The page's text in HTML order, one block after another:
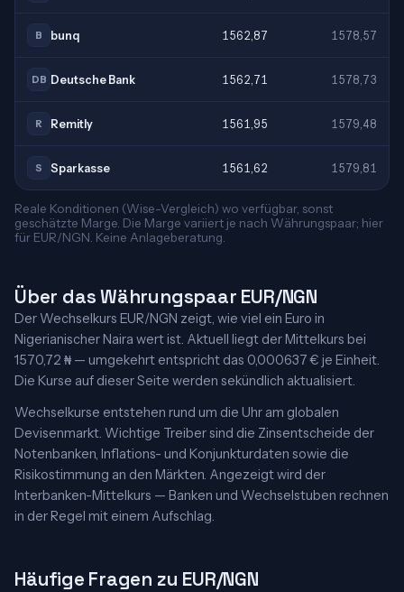
B bunq 1562,87 1578,57
DB Deutsche Bank 1562,71 1578,73
R Remitly 1561,95 1579,48
S Sparkasse 1561,62 1579,81
Reale Konditionen (Wise-Vergleich) wo verfügbar, sonst
geschätzte Marge. Die Marge variiert je nach Währungspaar; hier
für EUR/NGN. Keine Anlageberatung.
Über das Währungspaar EUR/NGN
Der Wechselkurs EUR/NGN zeigt, wie viel ein Euro in
Nigerianischer Naira wert ist. Aktuell liegt der Mittelkurs bei
1570,72 ₦ — umgekehrt entspricht das 0,000637 € je Einheit.
Die Kurse auf dieser Seite werden sekündlich aktualisiert.
Wechselkurse entstehen rund um die Uhr am globalen
Devisenmarkt. Wichtige Treiber sind die Zinsentscheide der
Notenbanken, Inflations- und Konjunkturdaten sowie die
Risikostimmung an den Märkten. Angezeigt wird der
Interbanken-Mittelkurs — Banken und Wechselstuben rechnen
in der Regel mit einem Aufschlag.
Häufige Fragen zu EUR/NGN